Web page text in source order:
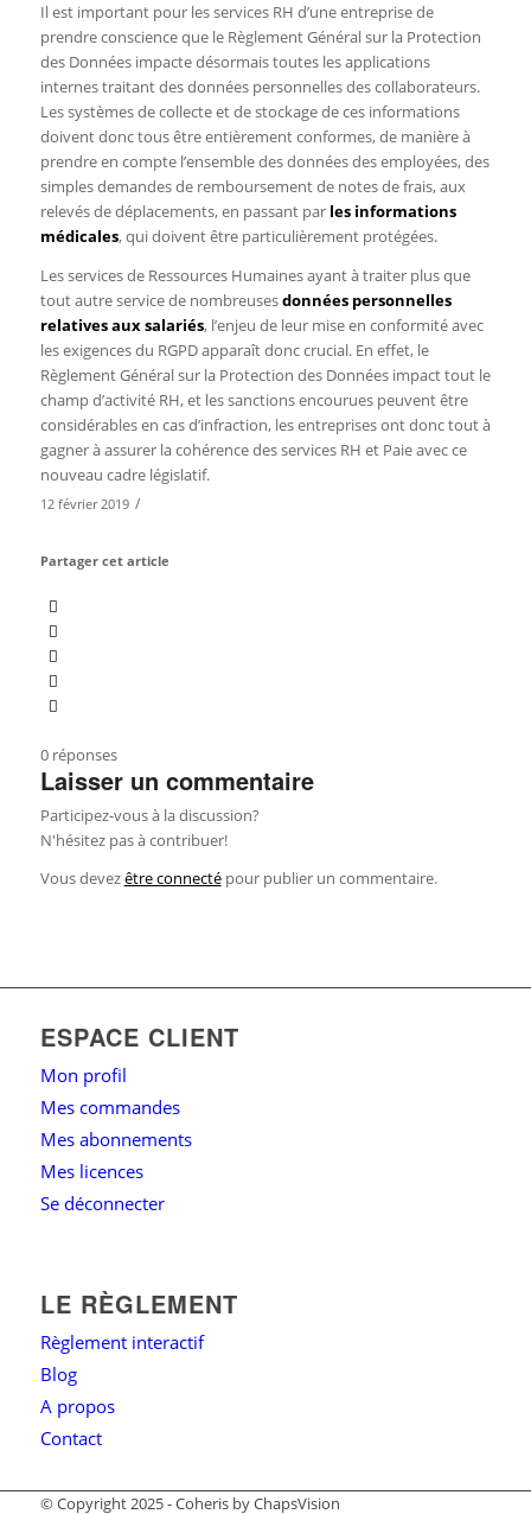
Il est important pour les services RH d’une entreprise de
prendre conscience que le Règlement Général sur la Protection
des Données impacte désormais toutes les applications
internes traitant des données personnelles des collaborateurs.
Les systèmes de collecte et de stockage de ces informations
doivent donc tous être entièrement conformes, de manière à
prendre en compte l’ensemble des données des employées, des
simples demandes de remboursement de notes de frais, aux
relevés de déplacements, en passant par les informations
médicales, qui doivent être particulièrement protégées.
Les services de Ressources Humaines ayant à traiter plus que
tout autre service de nombreusesdonnées personnelles
relatives aux salariés, l’enjeu de leur mise en conformité avec
les exigences du RGPD apparaît donc crucial. En effet, le
Règlement Général sur la Protection des Données impact tout le
champ d’activité RH, et les sanctions encourues peuvent être
considérables en cas d’infraction, les entreprises ont donc tout à
gagner à assurer la cohérence des services RH et Paie avec ce
nouveau cadre législatif.
12 février 2019 /
Partager cet article
0 réponses
Laisser un commentaire
Participez-vous à la discussion?
N'hésitez pas à contribuer!
Vous devezêtre connectépour publier un commentaire.
ESPACE CLIENT
Mon profil
Mes commandes
Mes abonnements
Mes licences
Se déconnecter
LE RÈGLEMENT
Règlement interactif
Blog
A propos
Contact
© Copyright 2025 - Coheris by ChapsVision